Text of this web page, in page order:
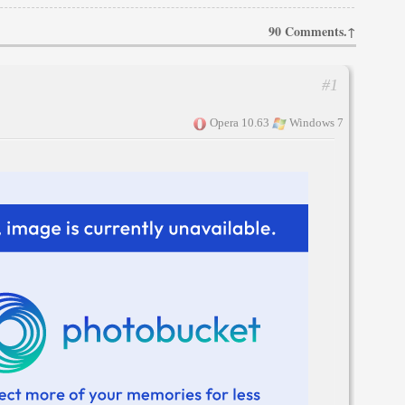
90 Comments.↑
Opera 10.63 Windows 7
#1